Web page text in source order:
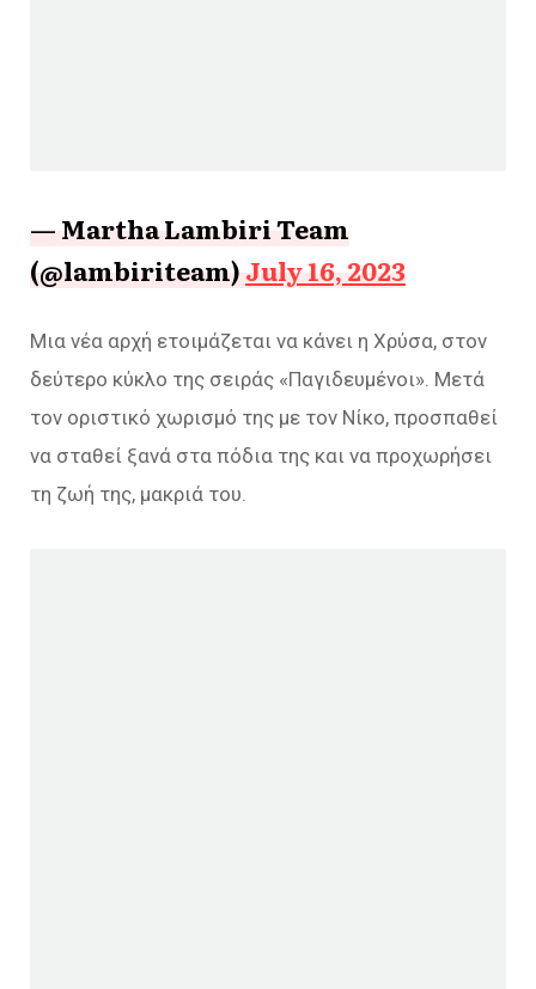
— Martha Lambiri Team
(@lambiriteam)July 16, 2023
Μια νέα αρχή ετοιμάζεται να κάνει η Χρύσα, στον
δεύτερο κύκλο της σειράς «Παγιδευμένοι». Μετά
τον οριστικό χωρισμό της με τον Νίκο, προσπαθεί
να σταθεί ξανά στα πόδια της και να προχωρήσει
τη ζωή της, μακριά του.